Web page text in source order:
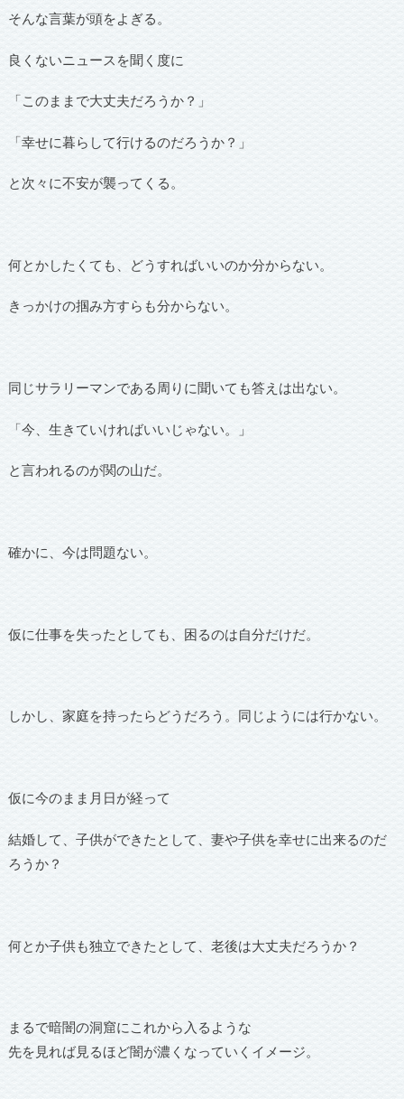
そんな言葉が頭をよぎる。
良くないニュースを聞く度に
「このままで大丈夫だろうか？」
「幸せに暮らして行けるのだろうか？」
と次々に不安が襲ってくる。
何とかしたくても、どうすればいいのか分からない。
きっかけの掴み方すらも分からない。
同じサラリーマンである周りに聞いても答えは出ない。
「今、生きていければいいじゃない。」
と言われるのが関の山だ。
確かに、今は問題ない。
仮に仕事を失ったとしても、困るのは自分だけだ。
しかし、家庭を持ったらどうだろう。同じようには行かない。
仮に今のまま月日が経って
結婚して、子供ができたとして、妻や子供を幸せに出来るのだ
ろうか？
何とか子供も独立できたとして、老後は大丈夫だろうか？
まるで暗闇の洞窟にこれから入るような
先を見れば見るほど闇が濃くなっていくイメージ。